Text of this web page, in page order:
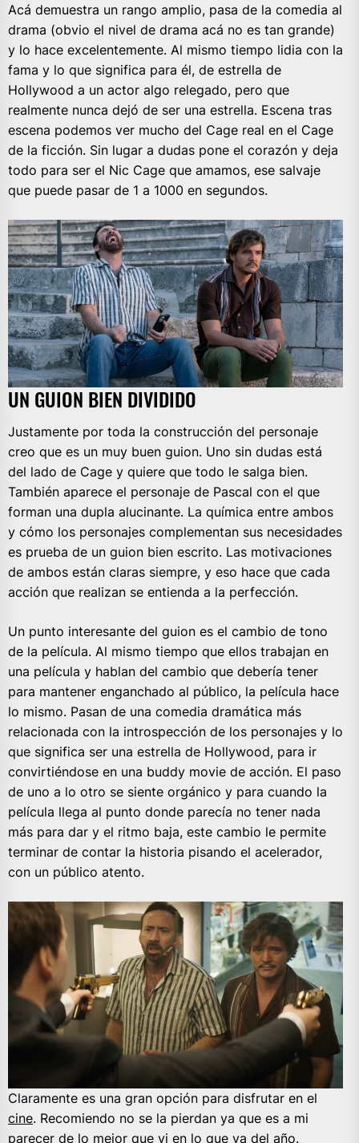
Acá demuestra un rango amplio, pasa de la comedia al
drama (obvio el nivel de drama acá no es tan grande)
y lo hace excelentemente. Al mismo tiempo lidia con la
fama y lo que significa para él, de estrella de
Hollywood a un actor algo relegado, pero que
realmente nunca dejó de ser una estrella. Escena tras
escena podemos ver mucho del Cage real en el Cage
de la ficción. Sin lugar a dudas pone el corazón y deja
todo para ser el Nic Cage que amamos, ese salvaje
que puede pasar de 1 a 1000 en segundos.
UN GUION BIEN DIVIDIDO
Justamente por toda la construcción del personaje
creo que es un muy buen guion. Uno sin dudas está
del lado de Cage y quiere que todo le salga bien.
También aparece el personaje de Pascal con el que
forman una dupla alucinante. La química entre ambos
y cómo los personajes complementan sus necesidades
es prueba de un guion bien escrito. Las motivaciones
de ambos están claras siempre, y eso hace que cada
acción que realizan se entienda a la perfección.
Un punto interesante del guion es el cambio de tono
de la película. Al mismo tiempo que ellos trabajan en
una película y hablan del cambio que debería tener
para mantener enganchado al público, la película hace
lo mismo. Pasan de una comedia dramática más
relacionada con la introspección de los personajes y lo
que significa ser una estrella de Hollywood, para ir
convirtiéndose en una buddy movie de acción. El paso
de uno a lo otro se siente orgánico y para cuando la
película llega al punto donde parecía no tener nada
más para dar y el ritmo baja, este cambio le permite
terminar de contar la historia pisando el acelerador,
con un público atento.
Claramente es una gran opción para disfrutar en el
cine. Recomiendo no se la pierdan ya que es a mi
parecer de lo mejor que vi en lo que va del año.